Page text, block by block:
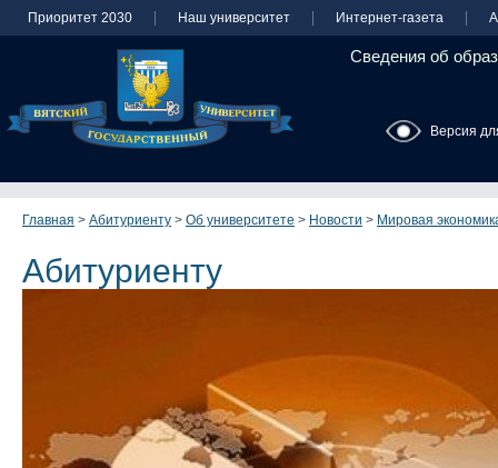
Приоритет 2030 Наш университет Интернет-газета
Сведения об
Версия
Главная > Абитуриенту > Об университете > Новости > Мировая
Абитуриенту